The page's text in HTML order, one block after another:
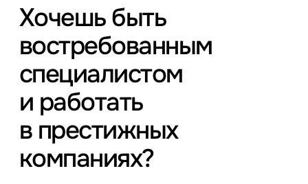
Хочешь быть
востребованным
специалистом
и работать
в престижных
компаниях?